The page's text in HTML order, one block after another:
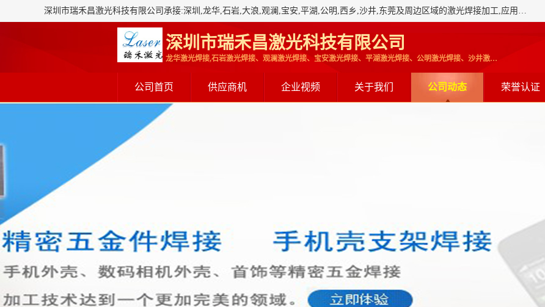
深圳市瑞禾昌激光科技有限公司承接:深圳,龙华,石岩,大浪,观澜,宝安,平湖,公明,西乡,沙井,东莞及周边区域的激光焊接加工,应用领域:用于手机壳,支架,电子通讯,不锈钢件,各种五金异形件,精密五金等激光修复厂.
深圳市瑞禾昌激光科技有限公司
龙华激光焊接,石岩激光焊接、观澜激光焊接、宝安激光焊接、平湖激光焊接、公明激光焊接、沙井激光焊接、激光加工、深圳激光焊接
公司首页 供应商机 企业视频 关于我们 公司动态 荣誉认证